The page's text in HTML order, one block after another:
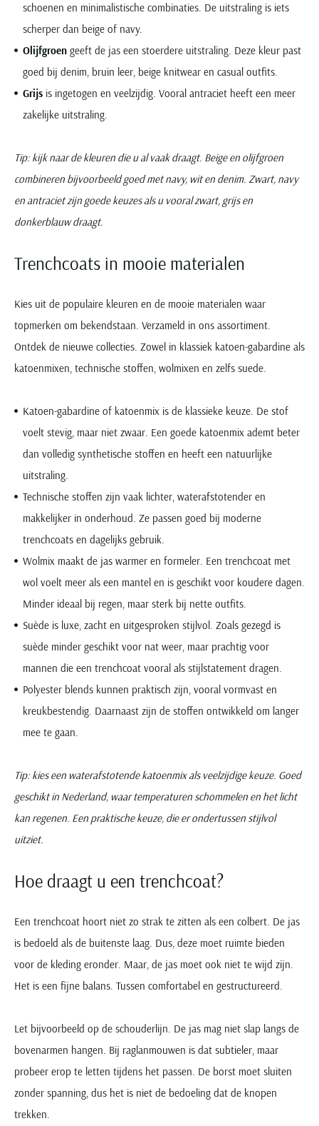
schoenen en minimalistische combinaties. De uitstraling is iets
scherper dan beige of navy.
Olijfgroen geeft de jas een stoerdere uitstraling. Deze kleur past
goed bij denim, bruin leer, beige knitwear en casual outfits.
Grijs is ingetogen en veelzijdig. Vooral antraciet heeft een meer
zakelijke uitstraling.
Tip: kijk naar de kleuren die u al vaak draagt. Beige en olijfgroen
combineren bijvoorbeeld goed met navy, wit en denim. Zwart, navy
en antraciet zijn goede keuzes als u vooral zwart, grijs en
donkerblauw draagt.
Trenchcoats in mooie materialen
Kies uit de populaire kleuren en de mooie materialen waar
topmerken om bekendstaan. Verzameld in ons assortiment.
Ontdek de nieuwe collecties. Zowel in klassiek katoen-gabardine als
katoenmixen, technische stoffen, wolmixen en zelfs suede.
Katoen-gabardine of katoenmix is de klassieke keuze. De stof
voelt stevig, maar niet zwaar. Een goede katoenmix ademt beter
dan volledig synthetische stoffen en heeft een natuurlijke
uitstraling.
Technische stoffen zijn vaak lichter, waterafstotender en
makkelijker in onderhoud. Ze passen goed bij moderne
trenchcoats en dagelijks gebruik.
Wolmix maakt de jas warmer en formeler. Een trenchcoat met
wol voelt meer als een mantel en is geschikt voor koudere dagen.
Minder ideaal bij regen, maar sterk bij nette outfits.
Suède is luxe, zacht en uitgesproken stijlvol. Zoals gezegd is
suède minder geschikt voor nat weer, maar prachtig voor
mannen die een trenchcoat vooral als stijlstatement dragen.
Polyester blends kunnen praktisch zijn, vooral vormvast en
kreukbestendig. Daarnaast zijn de stoffen ontwikkeld om langer
mee te gaan.
Tip: kies een waterafstotende katoenmix als veelzijdige keuze. Goed
geschikt in Nederland, waar temperaturen schommelen en het licht
kan regenen. Een praktische keuze, die er ondertussen stijlvol
uitziet.
Hoe draagt u een trenchcoat?
Een trenchcoat hoort niet zo strak te zitten als een colbert. De jas
is bedoeld als de buitenste laag. Dus, deze moet ruimte bieden
voor de kleding eronder. Maar, de jas moet ook niet te wijd zijn.
Het is een fijne balans. Tussen comfortabel en gestructureerd.
Let bijvoorbeeld op de schouderlijn. De jas mag niet slap langs de
bovenarmen hangen. Bij raglanmouwen is dat subtieler, maar
probeer erop te letten tijdens het passen. De borst moet sluiten
zonder spanning, dus het is niet de bedoeling dat de knopen
trekken.